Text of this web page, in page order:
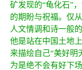
矿发现的“龟化石”
的期盼与祝福。仅
人文情调和诗一般
他是站在中国土地
来描绘自己“美好明
为是绝不会有好下场